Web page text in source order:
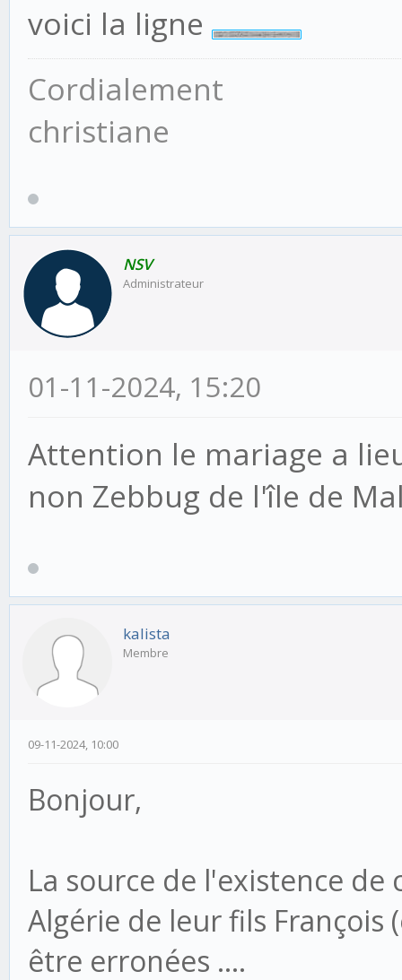
voici la ligne
Cordialement
christiane
NSV
Administrateur
01-11-2024, 15:20
Attention le mariage a
non Zebbug de l'île de
kalista
Membre
09-11-2024, 10:00
Bonjour,
La source de l'existence de
Algérie de leur fils François
être erronées ....